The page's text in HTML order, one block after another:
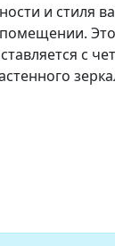
и стиля
с